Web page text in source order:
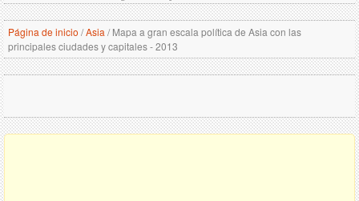
Página de inicio /Asia /Mapa a gran escala política de Asia con las
principales ciudades y capitales - 2013